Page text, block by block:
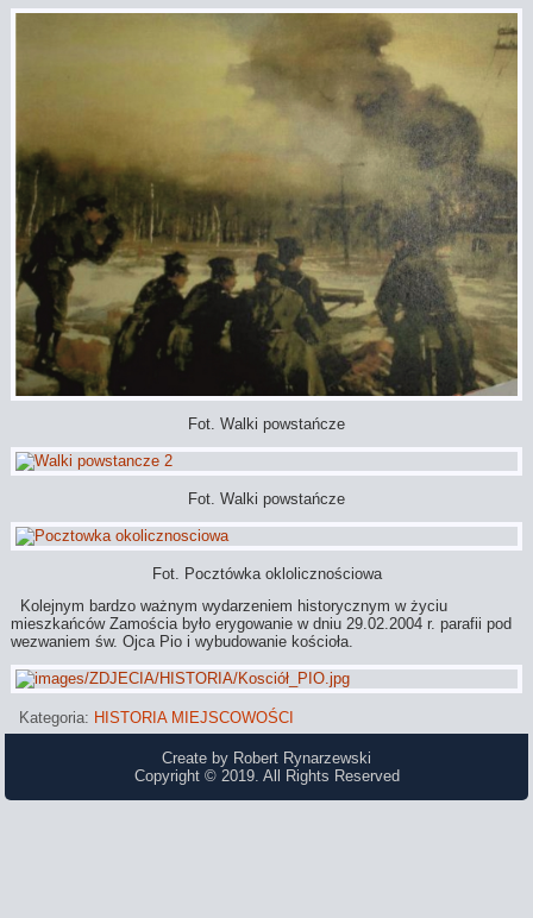
Fot. Walki powstańcze
Fot. Walki powstańcze
Fot. Pocztówka oklolicznościowa
Kolejnym bardzo ważnym wydarzeniem historycznym w życiu
mieszkańców Zamościa było erygowanie w dniu 29.02.2004 r. parafii pod
wezwaniem św. Ojca Pio i wybudowanie kościoła.
Kategoria: HISTORIA MIEJSCOWOŚCI
Create by Robert Rynarzewski
Copyright © 2019. All Rights Reserved